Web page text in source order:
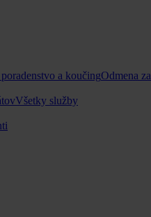
a koučingOdmena
Všetky služby